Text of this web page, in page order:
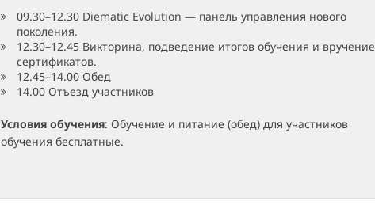
09.30–12.30 Diematic Evolution — панель управления нового
поколения.
12.30–12.45 Викторина, подведение итогов обучения и вручение
сертификатов.
12.45–14.00 Обед
14.00 Отъезд участников
Условия обучения: Обучение и питание (обед) для участников
обучения бесплатные.